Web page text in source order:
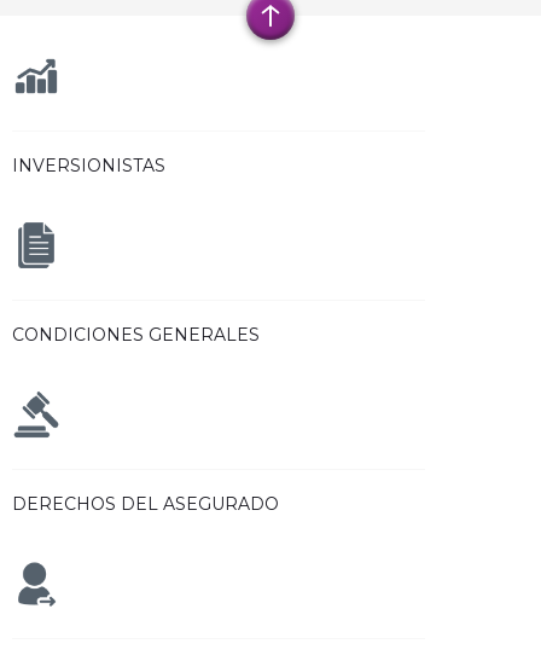
INVERSIONISTAS
CONDICIONES GENERALES
DERECHOS DEL ASEGURADO